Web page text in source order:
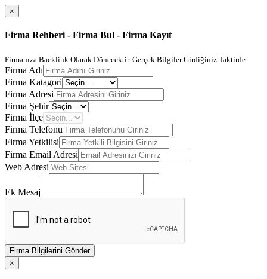
×
Firma Rehberi - Firma Bul - Firma Kayıt
Firmanıza Backlink Olarak Dönecektir. Gerçek Bilgiler Girdiğiniz Taktirde
Firma Adı
Firma Katagori
Firma Adresi
Firma Şehir
Firma İlçe
Firma Telefonu
Firma Yetkilisi
Firma Email Adresi
Web Adresi
Ek Mesaj
Firma Bilgilerini Gönder
×